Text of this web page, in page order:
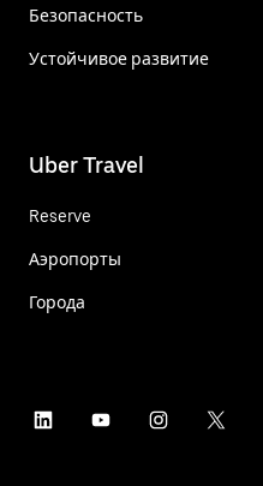
Безопасность
Устойчивое развитие
Uber Travel
Reserve
Аэропорты
Города